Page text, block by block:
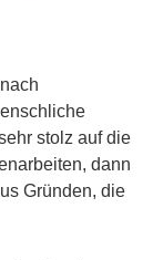
stolz auf die
dann
Gründen, die